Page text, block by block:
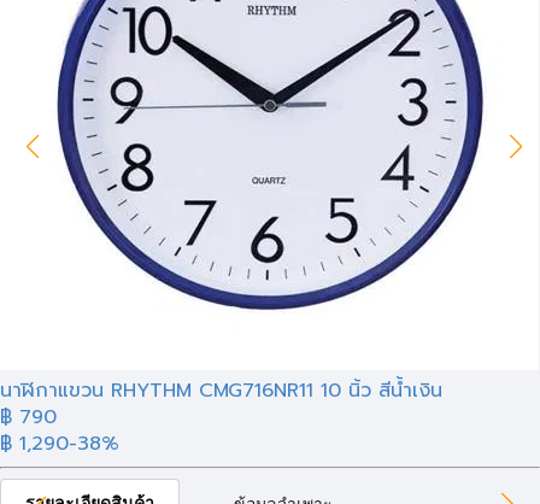
นาฬิกาแขวน RHYTHM CMG716NR11 10 นิ้ว สีน้ำเงิน
฿ 790
฿ 1,290-38%